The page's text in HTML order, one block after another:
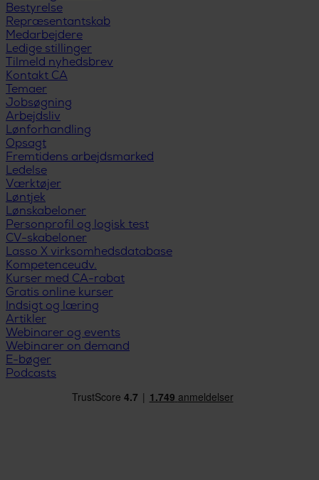
Bestyrelse
Repræsentantskab
Medarbejdere
Ledige stillinger
Tilmeld nyhedsbrev
Kontakt CA
Temaer
Jobsøgning
Arbejdsliv
Lønforhandling
Opsagt
Fremtidens arbejdsmarked
Ledelse
Værktøjer
Løntjek
Lønskabeloner
Personprofil og logisk test
CV-skabeloner
Lasso X virksomhedsdatabase
Kompetenceudv.
Kurser med CA-rabat
Gratis online kurser
Indsigt og læring
Artikler
Webinarer og events
Webinarer on demand
E-bøger
Podcasts